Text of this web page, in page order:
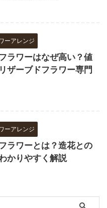
ーアレンジ
ラワーはなぜ高い？値
ザーブドフラワー専門
ーアレンジ
ラワーとは？造花との
かりやすく解説